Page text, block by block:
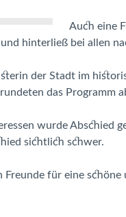
Auch eine
hinterließ bei allen
der Stadt im
das Programm
wurde Abschied
sichtlich schwer.
für eine schöne